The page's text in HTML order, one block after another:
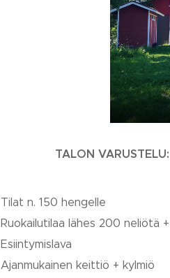
TALON VARUSTELU:
Tilat n. 150 hengelle
Ruokailutilaa lähes 200 neliötä
Esiintymislava
Ajanmukainen keittiö + kylmiö